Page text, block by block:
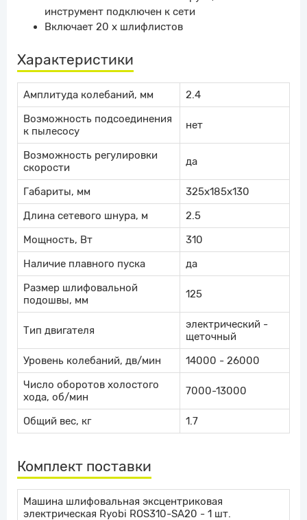
инструмент подключен к сети
Включает 20 х шлифлистов
Характеристики
Амплитуда колебаний, мм
2.4
Возможность подсоединения
к пылесосу
нет
Возможность регулировки
скорости
да
Габариты, мм
325х185х130
Длина сетевого шнура, м
2.5
Мощность, Вт
310
Наличие плавного пуска
да
Размер шлифовальной
подошвы, мм
125
Тип двигателя
электрический -
щеточный
Уровень колебаний, дв/мин
14000 - 26000
Число оборотов холостого
хода, об/мин
7000-13000
Общий вес, кг 1.7
Комплект поставки
Машина шлифовальная эксцентриковая
электрическая Ryobi ROS310-SA20 - 1 шт.